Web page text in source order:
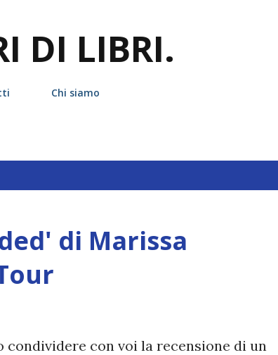
DI LIBRI.
Chi siamo
di Marissa
con voi la recensione di un